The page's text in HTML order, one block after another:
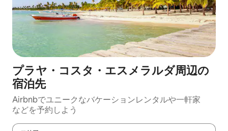
プラヤ・コスタ・エスメラルダ⁠周⁠辺⁠の
宿⁠泊⁠先
Airbnbでユニークなバ⁠ケ⁠ー⁠シ⁠ョ⁠ンレ⁠ン⁠タ⁠ルや一⁠軒⁠家
な⁠ど⁠を予⁠約⁠し⁠よ⁠う